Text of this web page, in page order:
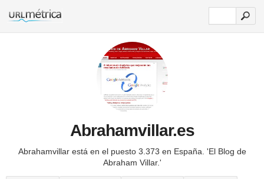
Abrahamvillar.es
Abrahamvillar está en el puesto 3.373 en España. 'El Blog de
Abraham Villar.'